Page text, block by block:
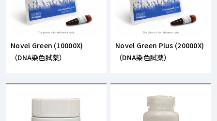
Novel Green (10000X)
（DNA染色試薬）
Novel Green Plus (20000X)
（DNA染色試薬）